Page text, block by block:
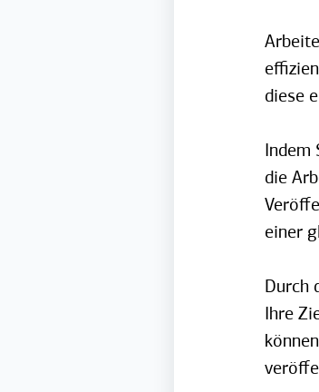
diese
Indem
die
einer
Durch
Ihre